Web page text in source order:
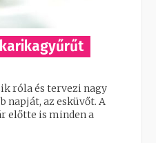
róla és tervezi nagy
napját, az esküvőt. A
előtte is minden a